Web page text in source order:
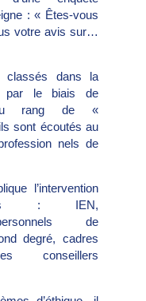
: « Êtes-vous
votre avis sur…
classés dans la
par le biais de
rang de «
sont écoutés au
nels de
l’intervention
: IEN,
de
degré, cadres
conseillers